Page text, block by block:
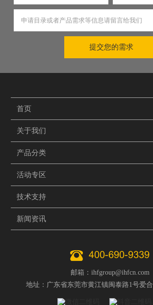
提交您的需求
首页
关于我们
产品分类
活动专区
技术支持
新闻资讯
400-690-9339
邮箱：ihfgroup@ihfcn.com
地址：广东省东莞市黄江镇闽泰路1号爱